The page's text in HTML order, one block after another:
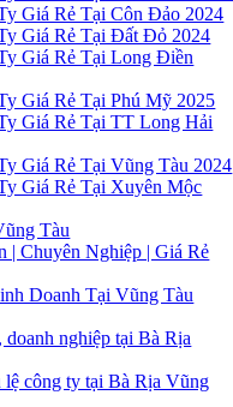
Giá Rẻ Tại Côn Đảo 2024
Giá Rẻ Tại Đất Đỏ 2024
Giá Rẻ Tại Long Điền
Giá Rẻ Tại Phú Mỹ 2025
Giá Rẻ Tại TT Long Hải
Giá Rẻ Tại Vũng Tàu 2024
Giá Rẻ Tại Xuyên Mộc
Tàu
| Chuyên Nghiệp | Giá Rẻ
Doanh Tại Vũng Tàu
nghiệp tại Bà Rịa
công ty tại Bà Rịa Vũng